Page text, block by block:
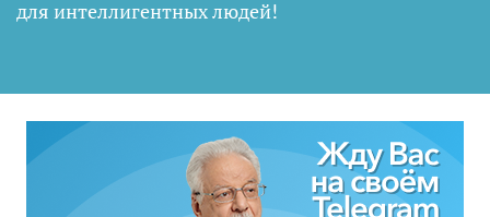
для интеллигентных людей!